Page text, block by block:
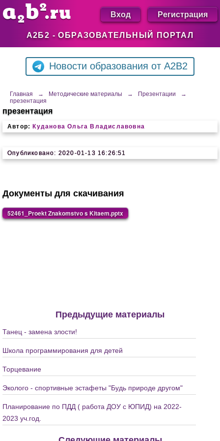
А2Б2 - ОБРАЗОВАТЕЛЬНЫЙ ПОРТАЛ
Вход Регистрация
Новости образования от A2B2
Главная → Методические материалы → Презентации
→
презентация
презентация
Автор: Куданова Ольга Владиславовна
Опубликовано: 2020-01-13 16:26:51
Документы для скачивания
52461_Proekt Znakomstvo s Kitaem.pptx
Предыдущие материалы
Танец - замена злости!
Школа программирования для детей
Торцевание
Эколого - спортивные эстафеты "Будь природе другом"
Планирование по ПДД ( работа ДОУ с ЮПИД) на 2022-
2023 уч.год.